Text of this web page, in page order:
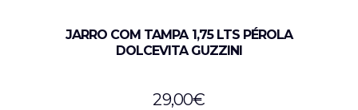
JARRO COM TAMPA 1,75 LTS PÉROLA
DOLCEVITA GUZZINI
29,00€